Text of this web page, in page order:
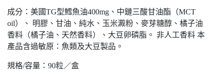
成分：美國TG型鱈魚油400mg、中鏈三酸甘油酯（MCT
oil）、 明膠、甘油、純水、玉米澱粉、麥芽糖醇、橘子油
香料（橘子油、天然香料）、大豆卵磷脂。 非人工香料 本
產品含過敏原：魚類及大豆製品。
規格/容量：90粒／盒